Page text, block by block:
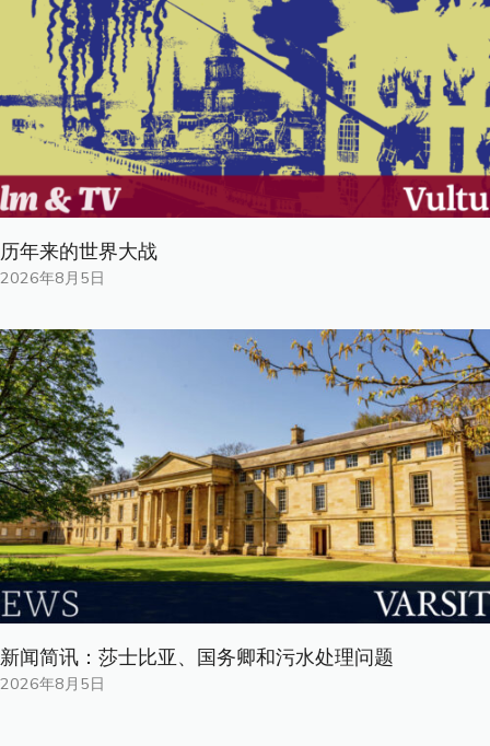
历年来的世界大战
2026年8月5日
新闻简讯：莎士比亚、国务卿和污水处理问题
2026年8月5日